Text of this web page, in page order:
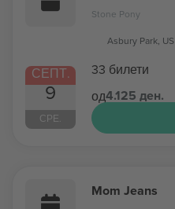
СЕПТ.
9
СРЕ.
Stone Pony
Asbury Park, US
33 билети
од4.125 ден.
Mom Jeans